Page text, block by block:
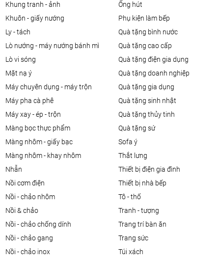
khung tranh - ảnh
khuôn - giấy nướng
ly - tách
lò nướng - máy nướng bánh mì
lò vi sóng
mặt nạ ý
máy chuyên dụng - máy trộn
máy pha cà phê
máy xay - ép - trộn
màng bọc thực phẩm
màng nhôm - giấy bạc
màng nhôm - khay nhôm
nhẫn
nồi cơm điện
nồi - chảo nhôm
nồi & chảo
nồi - chảo chống dính
nồi - chảo gang
nồi - chảo inox
ống hút
phụ kiện làm bếp
quà tặng bình nước
quà tặng cao cấp
quà tặng điện gia dụng
quà tặng doanh nghiệp
quà tặng gia dụng
quà tặng sinh nhật
quà tặng thủy tinh
quà tặng sứ
sofa ý
thắt lưng
thiết bị điện gia đình
thiết bị nhà bếp
tô - thố
tranh - tượng
trang trí bàn ăn
trang sức
túi xách